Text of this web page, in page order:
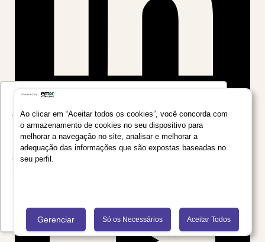
Utilizamos seus dados para oferecer uma
experiência mais relevante ao analisar e
personalizar conteúdos e anúncios em nossa
plataforma e em serviços de terceiros. Consulte
a Política de Privacidade de Dados do Grupo
Recusar Cookies Aceitar Cookies
Ao clicar em “Aceitar todos os cookies”, você concorda com
o armazenamento de cookies no seu dispositivo para
melhorar a navegação no site, analisar e melhorar a
adequação das informações que são expostas baseadas no
seu perfil.
Gerenciar Só os Necessários Aceitar Todos